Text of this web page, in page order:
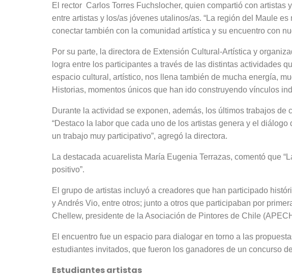
El rector Carlos Torres Fuchslocher, quien compartió con
entre artistas y los/as jóvenes utalinos/as. “La región del Maule
conectar también con la comunidad artística y su encuentro con
Por su parte, la directora de Extensión Cultural-Artística y
logra entre los participantes a través de las distintas actividades
espacio cultural, artístico, nos llena también de mucha energía,
Historias, momentos únicos que han ido construyendo vínculos
Durante la actividad se exponen, además, los últimos trabajos
“Destaco la labor que cada uno de los artistas genera y el
un trabajo muy participativo”, agregó la directora.
La destacada acuarelista María Eugenia Terrazas, comentó que
positivo”.
El grupo de artistas incluyó a creadores que han participado
y Andrés Vio, entre otros; junto a otros que participaban por
Chellew, presidente de la Asociación de Pintores de Chile
El encuentro fue un espacio para dialogar en torno a las
estudiantes invitados, que fueron los ganadores de un concurso
Estudiantes artistas